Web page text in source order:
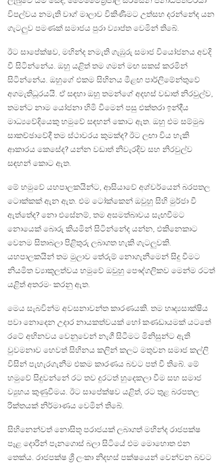
විපල්වය නමැති වාග් මාලාව විකිණීමට උත්සහ දරන්නේද යන
ගැටලුව පමණක් සමාජය පුරා ව්‍යාප්ත වෙමින් තිබේ.
ඊට සාපේක්ෂව, මහින්ද නමැති ගැඹුරු සමාජ වියෝජනය අවදි
වී සිටින්නේය. ඔහු යළිත් තම ගමන් මඟ සකස් කරමින්
සිටින්නේය. ඔහුගේ එකම සිහිනය මීළඟ පාර්ලිමේන්තුවේ
අගමැතිධූරයයි. ඒ සඳහා ඔහු තමන්ගේ අදහස් වඩාත් නිරවුල්ව,
තමන්ට නාම යෝජනා හිමි වීමෙන් පසු එක්තරා ඉන්දීය
මාධ්‍යවේදියෙකු හමුවේ සඳහන් කොට ඇත. ඔහු එම සම්මුඛ
සාකච්ඡාවේදී තම ස්ථාවරය කුමක්ද? ඊට ලඟා විය හැකි
ආකාරය කෙසේද? යන්න වඩාත් නිවැරදිව සහ නිරවුල්ව
සඳහන් කොට ඇත.
මේ හමුවේ යහපාලකයින්ට, ආසියාවේ අශ්චර්යෙන් බරපතල
ටොක්කක් ඇන ඇත. එම ටෝක්කෙන් ඔවුහු සිහි මුර්ජා වී
ඇත්තේද? නො එසේනම්, තම අසමත්බාවය සැඟවීමට
නොයෙක් බොරු කියමින් සිටින්නේද යන්න, එකිනෙකාට
වෙනම සිතාබලා පිළිතුරු ලබාගත හැකි ගැටලුවකි.
යහපාලකයින් තම මුලාව තේරුම් නොගැනීමෙන් සිදු වීමට
නියමිත ව්‍යාකූලත්වය හමුවේ ඔවුහු පෞද්ගලිකව මෙන්ම රටත්
යළිත් අතරමං කරනු ඇත.
මෙය සැබවින්ම අවසනාවන්ත කාරණයකි. තම හෘද්‍යසාක්ෂිය
පවා නොදෙන උදාර නායකත්වයක් හෝ කණඩායමක් යටතේ
රටේ අභිනවය වෙනුවෙන් නැගී සිටීමට මිනිසුන්ට ඇති
වුවමනාව හෙවත් සිහිනය කලින් කලට මතුවන සමාජ කල්ලි
විසින් පැහැරගැනීම එකම කාරණය බවට පත් වී තිබේ. මේ
හමුවේ සිදුවන්නේ රට තව දුරටත් හුදෙකලා වීම සහ සමාජ
ව්‍යුහය කුණුවීමය. ඊට සාපේක්ෂව යළිත්, රට තුළ බරපතල
රික්තයක් නිර්මාණය වෙමින් තිබේ.
සිහිනෙන්වත් නොසිතූ පරාජයක් ලබාගත් මහින්ද රාජපක්ෂ
පෑළ දොරින් පැනගොස් බලා සිටියේ එම මොහොත එන
තෙක්ය. රාජපක්ෂ ශ්‍රී ලංකා නිදහස් පක්ෂයෙන් වෙන්වන බවට